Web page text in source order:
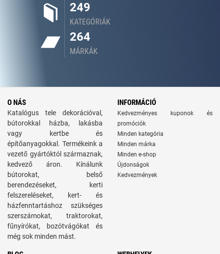
249
KATEGÓRIÁK
264
MÁRKÁK
O NÁS
Katalógus tele dekorációval,
bútorokkal házba, lakásba
vagy kertbe és
építőanyagokkal. Termékeink a
vezető gyártóktól származnak,
kedvező áron. Kínálunk
bútorokat, belső
berendezéseket, kerti
felszereléseket, kert- és
házfenntartáshoz szükséges
szerszámokat, traktorokat,
fűnyírókat, bozótvágókat és
még sok minden mást.
INFORMÁCIÓ
Kedvezményes kuponok és
promóciók
Minden kategória
Minden márka
Minden e-shop
Újdonságok
Kedvezmények